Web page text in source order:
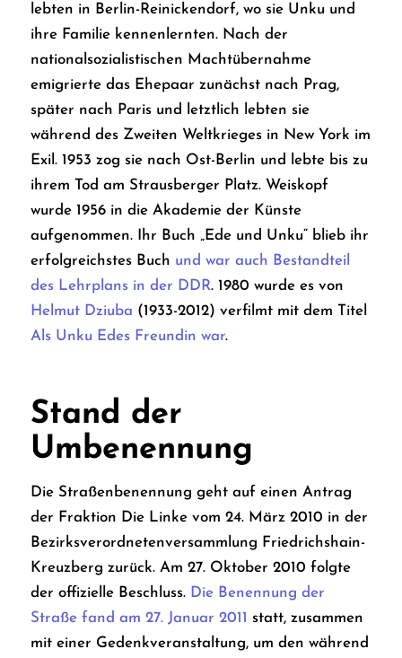
lebten in Berlin-Reinickendorf, wo sie Unku und
ihre Familie kennenlernten. Nach der
nationalsozialistischen Machtübernahme
emigrierte das Ehepaar zunächst nach Prag,
später nach Paris und letztlich lebten sie
während des Zweiten Weltkrieges in New York im
Exil. 1953 zog sie nach Ost-Berlin und lebte bis zu
ihrem Tod am Strausberger Platz. Weiskopf
wurde 1956 in die Akademie der Künste
aufgenommen. Ihr Buch „Ede und Unku“ blieb ihr
erfolgreichstes Buch und war auch Bestandteil
des Lehrplans in der DDR. 1980 wurde es von
Helmut Dziuba (1933-2012) verfilmt mit dem Titel
Als Unku Edes Freundin war.
Stand der
Umbenennung
Die Straßenbenennung geht auf einen Antrag
der Fraktion Die Linke vom 24. März 2010 in der
Bezirksverordnetenversammlung Friedrichshain-
Kreuzberg zurück. Am 27. Oktober 2010 folgte
der offizielle Beschluss. Die Benennung der
Straße fand am 27. Januar 2011 statt, zusammen
mit einer Gedenkveranstaltung, um den während